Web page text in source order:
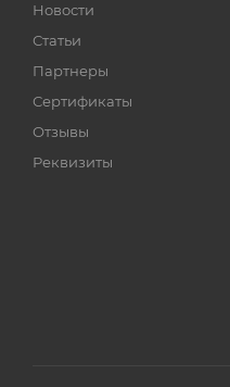
Новости
Статьи
Партнеры
Сертификаты
Отзывы
Реквизиты